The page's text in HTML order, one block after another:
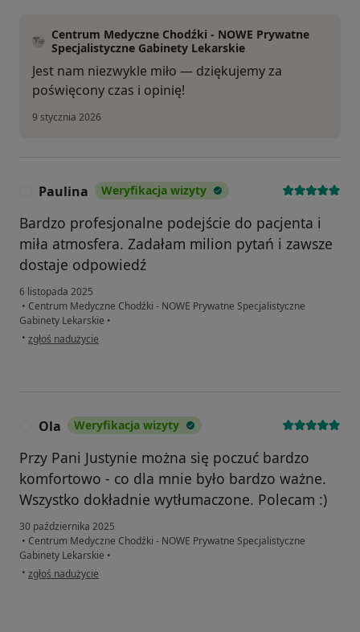
Centrum Medyczne Chodźki - NOWE Prywatne
Specjalistyczne Gabinety Lekarskie
Jest nam niezwykle miło — dziękujemy za
poświęcony czas i opinię!
9 stycznia 2026
Paulina Weryfikacja wizyty
Bardzo profesjonalne podejście do pacjenta i
miła atmosfera. Zadałam milion pytań i zawsze
dostaje odpowiedź
6 listopada 2025
• Centrum Medyczne Chodźki - NOWE Prywatne Specjalistyczne
Gabinety Lekarskie •
• w opinii użytkownika Paulina
zgłoś nadużycie
Ola Weryfikacja wizyty
Przy Pani Justynie można się poczuć bardzo
komfortowo - co dla mnie było bardzo ważne.
Wszystko dokładnie wytłumaczone. Polecam :)
30 października 2025
• Centrum Medyczne Chodźki - NOWE Prywatne Specjalistyczne
Gabinety Lekarskie •
• w opinii użytkownika Ola
zgłoś nadużycie